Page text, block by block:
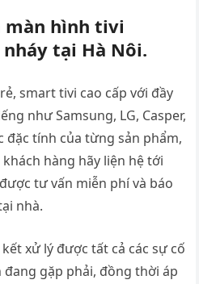
màn hình tivi
tại Hà Nôi.
smart tivi cao cấp với đầy
như Samsung, LG, Casper,
đặc tính của từng sản phẩm,
hàng hãy liện hệ tới
tư vấn miễn phí và báo
nhà.
xử lý được tất cả các sự cố
gặp phải, đồng thời áp